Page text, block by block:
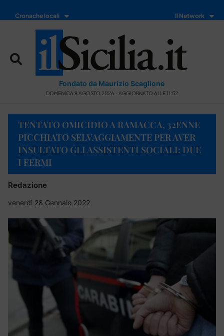
Cronache locali Il Network
Fondato da Maurizio Scaglione
DOMENICA 9 AGOSTO 2026 - AGGIORNATO ALLE 11:52
TENTATO OMICIDIO A RAMACCA, 32ENNE
PICCHIATO SELVAGGIAMENTE PER AVER
INSULTATO GLI ASSISTENTI SOCIALI: DUE
I FERMI
Redazione
venerdì 28 Gennaio 2022